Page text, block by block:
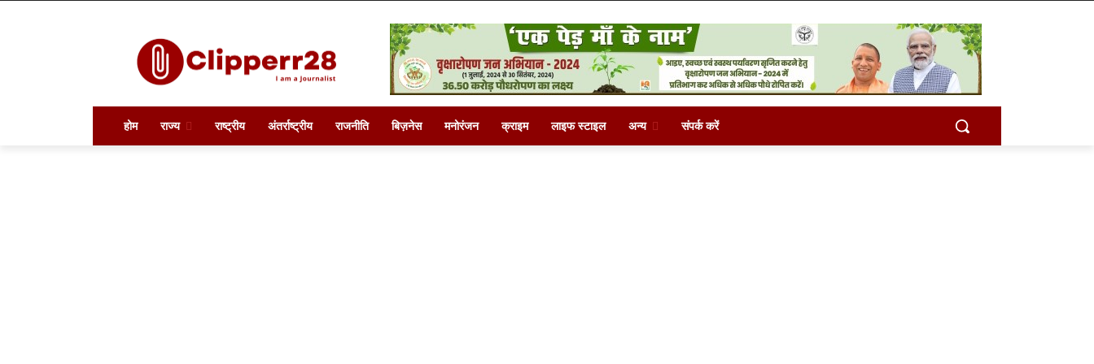
होम राज्य राष्ट्रीय अंतर्राष्ट्रीय राजनीति बिज़नेस मनोरंजन क्राइम लाइफ स्टाइल अन्य संपर्क करें